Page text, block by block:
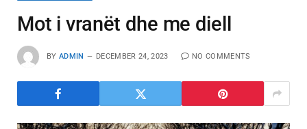
Mot i vranët dhe me diell
BY ADMIN DECEMBER 24, 2023 NO COMMENTS